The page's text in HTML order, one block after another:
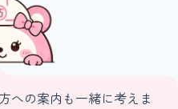
への案内も一緒に考えま